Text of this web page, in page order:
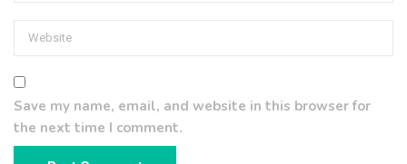
Save my name, email, and website in this browser for
the next time I comment.